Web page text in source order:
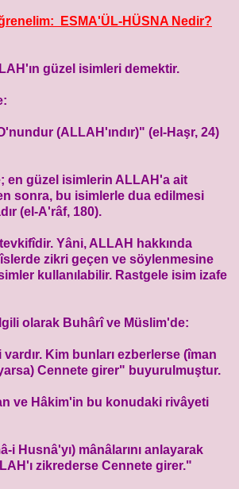
ESMA'ÜL-HÜSNA Nedir?
güzel isimleri demektir.
(ALLAH'ındır)" (el-Haşr, 24)
en güzel isimlerin ALLAH'a ait
sonra, bu isimlerle dua edilmesi
(el-A'râf, 180).
Yâni, ALLAH hakkında
zikri geçen ve söylenmesine
kullanılabilir. Rastgele isim izafe
olarak Buhârî ve Müslim'de:
Kim bunları ezberlerse (îman
Cennete girer" buyurulmuştur.
ve Hâkim'in bu konudaki rivâyeti
i Husnâ'yı) mânâlarını anlayarak
zikrederse Cennete girer."